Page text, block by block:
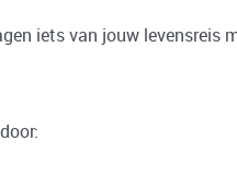
iets van jouw levensreis